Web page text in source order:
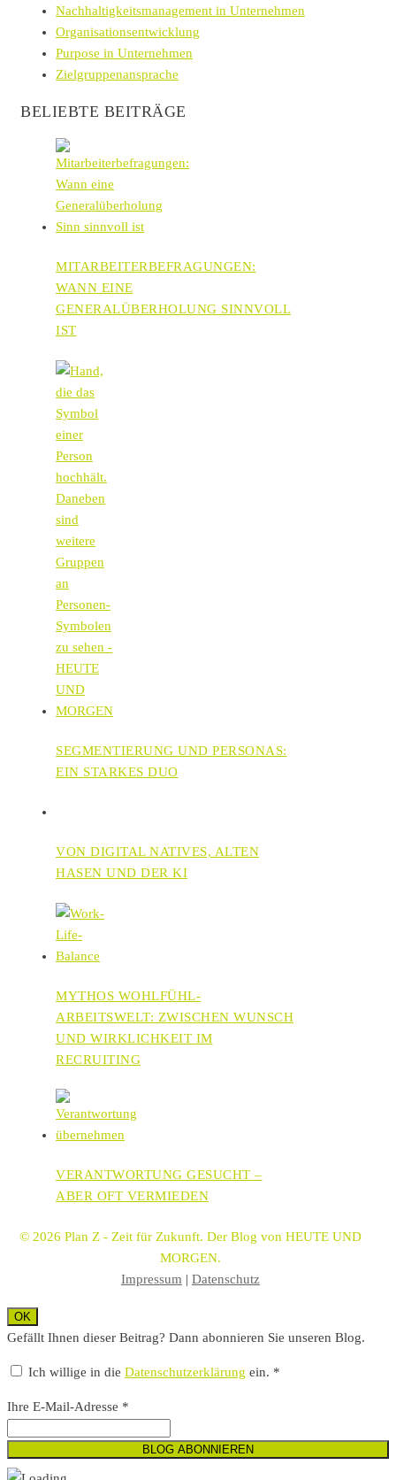
Nachhaltigkeitsmanagement in Unternehmen
Organisationsentwicklung
Purpose in Unternehmen
Zielgruppenansprache
BELIEBTE BEITRÄGE
MITARBEITERBEFRAGUNGEN:
WANN EINE
GENERALÜBERHOLUNG SINNVOLL
IST
SEGMENTIERUNG UND PERSONAS:
EIN STARKES DUO
VON DIGITAL NATIVES, ALTEN
HASEN UND DER KI
MYTHOS WOHLFÜHL-
ARBEITSWELT: ZWISCHEN WUNSCH
UND WIRKLICHKEIT IM
RECRUITING
VERANTWORTUNG GESUCHT –
ABER OFT VERMIEDEN
© 2026 Plan Z - Zeit für Zukunft. Der Blog von HEUTE UND
MORGEN.
Impressum | Datenschutz
OK
Gefällt Ihnen dieser Beitrag? Dann abonnieren Sie unseren Blog.
Ich willige in die Datenschutzerklärung ein. *
Ihre E-Mail-Adresse *